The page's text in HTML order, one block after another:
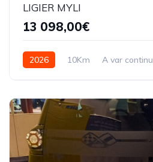
LIGIER MYLI
13 098,00€
2026 10Km A var continu